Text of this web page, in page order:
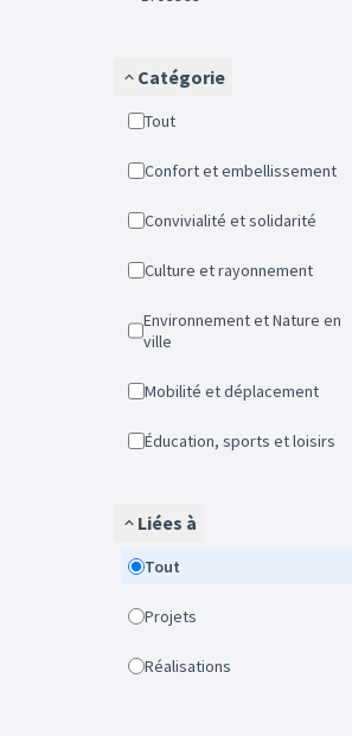
Catégorie
Tout
Confort et embellissement
Convivialité et solidarité
Culture et rayonnement
Environnement et Nature en
ville
Mobilité et déplacement
Éducation, sports et loisirs
Liées à
Tout
Projets
Réalisations